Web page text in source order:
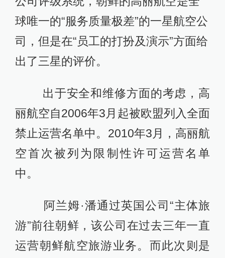
球唯一的“服务质量极差”的一星航空公
司，但是在“员工的打扮及演示”方面给
出了三星的评价。
出于安全和维修方面的考虑，高
丽航空自2006年3月起被欧盟列入全面
禁止运营名单中。2010年3月，高丽航
空首次被列为限制性许可运营名单
中。
阿兰姆·潘通过英国公司“主体旅
游”前往朝鲜，该公司在过去三年一直
运营朝鲜航空旅游业务。而此次则是